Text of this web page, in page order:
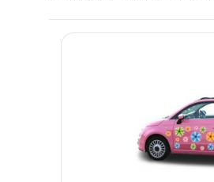
bloemen, terwijl andere
Daardoor zijn bloemen
Camper bloemen
Bloem designs voor
Decoratieve auto
Wil je liever zelf een